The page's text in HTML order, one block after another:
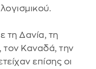
τη Δανία, τη
τον Καναδά, την
επίσης οι